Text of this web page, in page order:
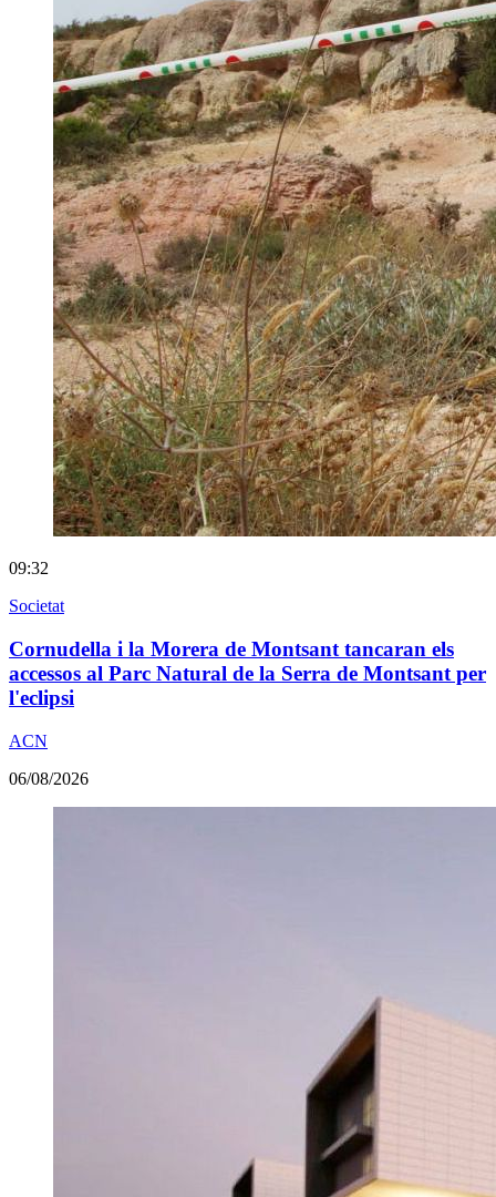
09:32
Societat
Cornudella i la Morera de Montsant tancaran els
accessos al Parc Natural de la Serra de Montsant per
l'eclipsi
ACN
06/08/2026